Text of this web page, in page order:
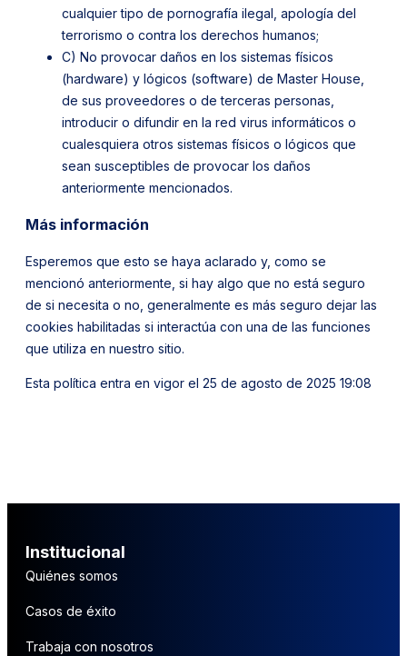
cualquier tipo de pornografía ilegal, apología del
terrorismo o contra los derechos humanos;
C) No provocar daños en los sistemas físicos
(hardware) y lógicos (software) de Master House,
de sus proveedores o de terceras personas,
introducir o difundir en la red virus informáticos o
cualesquiera otros sistemas físicos o lógicos que
sean susceptibles de provocar los daños
anteriormente mencionados.
Más información
Esperemos que esto se haya aclarado y, como se
mencionó anteriormente, si hay algo que no está seguro
de si necesita o no, generalmente es más seguro dejar las
cookies habilitadas si interactúa con una de las funciones
que utiliza en nuestro sitio.
Esta política entra en vigor el 25 de agosto de 2025 19:08
Institucional
Quiénes somos
Casos de éxito
Trabaja con nosotros